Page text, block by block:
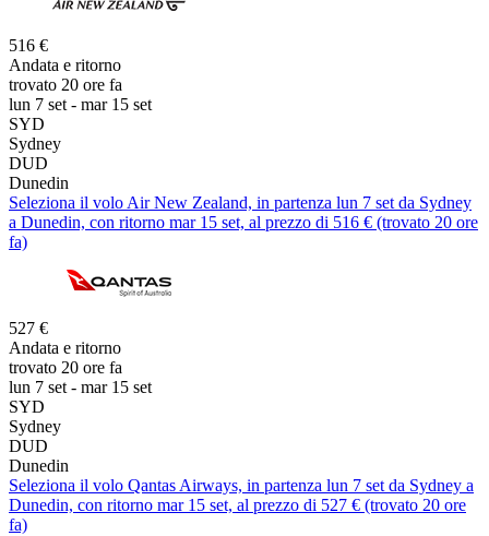
516 €
Andata e ritorno
trovato 20 ore fa
lun 7 set - mar 15 set
SYD
Sydney
DUD
Dunedin
Seleziona il volo Air New Zealand, in partenza lun 7 set da Sydney
a Dunedin, con ritorno mar 15 set, al prezzo di 516 € (trovato 20 ore
fa)
527 €
Andata e ritorno
trovato 20 ore fa
lun 7 set - mar 15 set
SYD
Sydney
DUD
Dunedin
Seleziona il volo Qantas Airways, in partenza lun 7 set da Sydney a
Dunedin, con ritorno mar 15 set, al prezzo di 527 € (trovato 20 ore
fa)